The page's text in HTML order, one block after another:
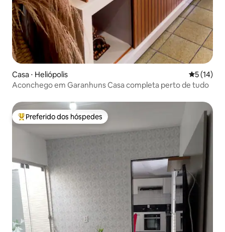
Casa ⋅ Heliópolis 5 de uma
5 (14)
Aconchego em Garanhuns Casa completa perto de tudo
Entre os melhores preferidos dos hóspedes
Preferido dos hóspedes